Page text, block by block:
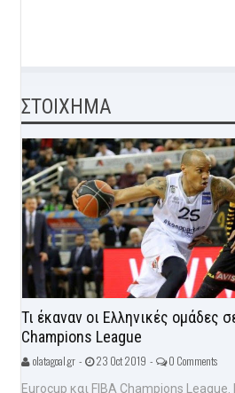
ΣΤΟΙΧΗΜΑ
Τι έκαναν οι Ελληνικές ομάδες
Champions League
olatagoal.gr - 23 Oct 2019 - 0 Comments
Eurocup και FIBA Champions